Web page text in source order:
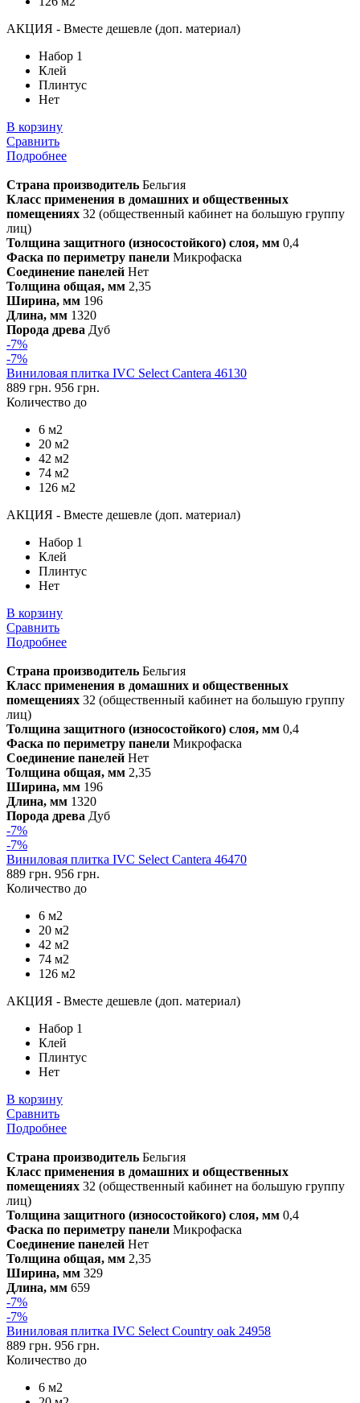
АКЦИЯ - Вместе дешевле (доп. материал)
Набор 1
Клей
Плинтус
Нет
В корзину
Сравнить
Подробнее
Страна производитель Бельгия
Класс применения в домашних и общественных
помещениях 32 (общественный кабинет на большую группу
лиц)
Толщина защитного (износостойкого) слоя, мм 0,4
Фаска по периметру панели Микрофаска
Соединение панелей Нет
Толщина общая, мм 2,35
Ширина, мм 196
Длина, мм 1320
Порода древа Дуб
-7%
-7%
Виниловая плитка IVC Select Cantera 46130
889 грн. 956 грн.
Количество до
6 м2
20 м2
42 м2
74 м2
126 м2
АКЦИЯ - Вместе дешевле (доп. материал)
Набор 1
Клей
Плинтус
Нет
В корзину
Сравнить
Подробнее
Страна производитель Бельгия
Класс применения в домашних и общественных
помещениях 32 (общественный кабинет на большую группу
лиц)
Толщина защитного (износостойкого) слоя, мм 0,4
Фаска по периметру панели Микрофаска
Соединение панелей Нет
Толщина общая, мм 2,35
Ширина, мм 196
Длина, мм 1320
Порода древа Дуб
-7%
-7%
Виниловая плитка IVC Select Cantera 46470
889 грн. 956 грн.
Количество до
6 м2
20 м2
42 м2
74 м2
126 м2
АКЦИЯ - Вместе дешевле (доп. материал)
Набор 1
Клей
Плинтус
Нет
В корзину
Сравнить
Подробнее
Страна производитель Бельгия
Класс применения в домашних и общественных
помещениях 32 (общественный кабинет на большую группу
лиц)
Толщина защитного (износостойкого) слоя, мм 0,4
Фаска по периметру панели Микрофаска
Соединение панелей Нет
Толщина общая, мм 2,35
Ширина, мм 329
Длина, мм 659
-7%
-7%
Виниловая плитка IVC Select Country oak 24958
889 грн. 956 грн.
Количество до
6 м2